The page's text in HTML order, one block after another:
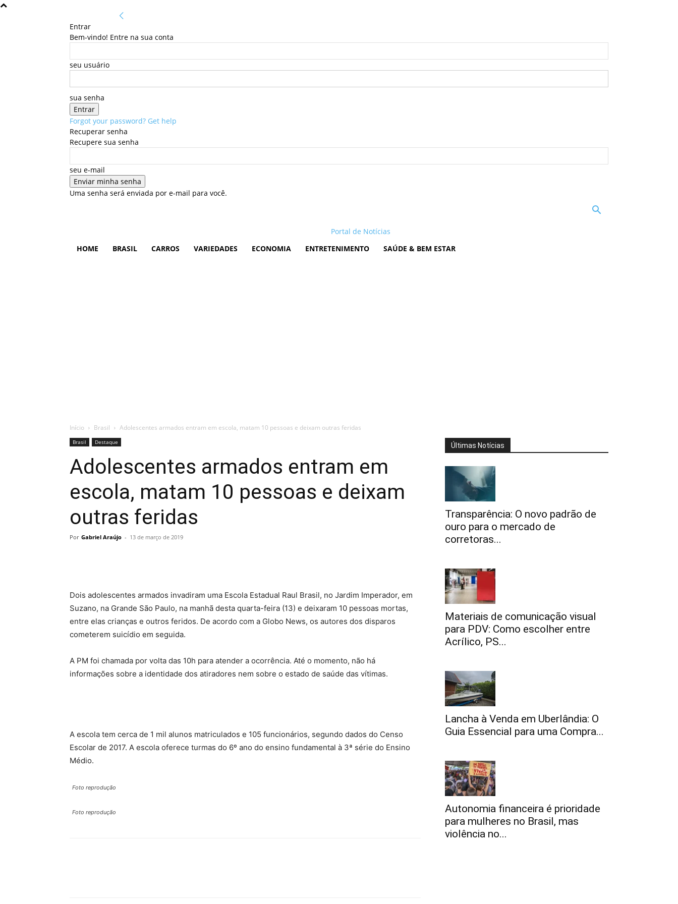
Entrar
Bem-vindo! Entre na sua conta
seu usuário
sua senha
Forgot your password? Get help
Recuperar senha
Recupere sua senha
seu e-mail
Uma senha será enviada por e-mail para você.
Portal de Notícias
HOME
BRASIL CARROS VARIEDADES ECONOMIA ENTRETENIMENTO SAÚDE & BEM ESTAR
Início Brasil Adolescentes armados entram em escola, matam 10 pessoas e deixam outras feridas
Brasil Destaque
Adolescentes armados entram em
escola, matam 10 pessoas e deixam
outras feridas
Por Gabriel Araújo - 13 de março de 2019
Dois adolescentes armados invadiram uma Escola Estadual Raul Brasil, no Jardim Imperador, em
Suzano, na Grande São Paulo, na manhã desta quarta-feira (13) e deixaram 10 pessoas mortas,
entre elas crianças e outros feridos. De acordo com a Globo News, os autores dos disparos
cometerem suicídio em seguida.
A PM foi chamada por volta das 10h para atender a ocorrência. Até o momento, não há
informações sobre a identidade dos atiradores nem sobre o estado de saúde das vítimas.
A escola tem cerca de 1 mil alunos matriculados e 105 funcionários, segundo dados do Censo
Escolar de 2017. A escola oferece turmas do 6º ano do ensino fundamental à 3ª série do Ensino
Médio.
Foto reprodução
Foto reprodução
Últimas Notícias
Transparência: O novo padrão de
ouro para o mercado de
corretoras...
Materiais de comunicação visual
para PDV: Como escolher entre
Acrílico, PS...
Lancha à Venda em Uberlândia: O
Guia Essencial para uma Compra...
Autonomia financeira é prioridade
para mulheres no Brasil, mas
violência no...